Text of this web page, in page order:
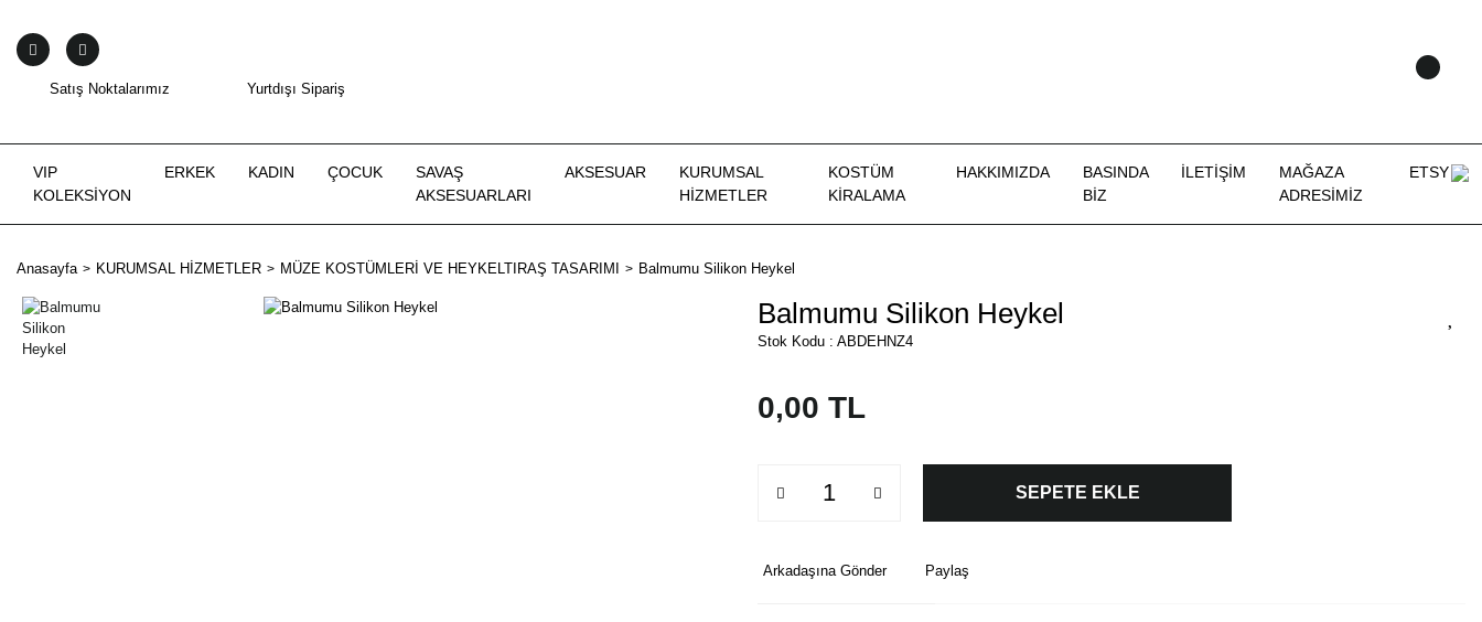
Satış Noktalarımız Yurtdışı Sipariş
VIP
KOLEKSİYON
ERKEK KADIN ÇOCUK
SAVAŞ
AKSESUARLARI
AKSESUAR
KURUMSAL
HİZMETLER
KOSTÜM
KIRALAMA
HAKKIMIZDA
BASINDA
BİZ
İLETİŞİM
MAĞAZA
ADRESİMİZ
ETSY
Anasayfa KURUMSAL HİZMETLER MÜZE KOSTÜMLERİ VE HEYKELTIRAŞ TASARIMI Balmumu Silikon Heykel
Balmumu Silikon Heykel
Stok Kodu : ABDEHNZ4
0,00 TL
SEPETE EKLE
Arkadaşına Gönder Paylaş